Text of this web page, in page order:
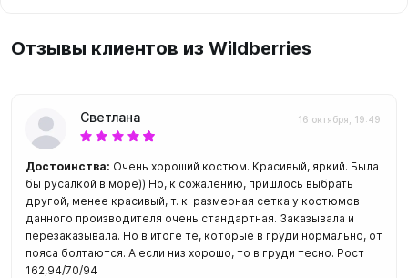
Отзывы клиентов из Wildberries
Светлана 16 октября, 19:49
Достоинства: Очень хороший костюм. Красивый, яркий. Была
бы русалкой в море)) Но, к сожалению, пришлось выбрать
другой, менее красивый, т. к. размерная сетка у костюмов
данного производителя очень стандартная. Заказывала и
перезаказывала. Но в итоге те, которые в груди нормально, от
пояса болтаются. А если низ хорошо, то в груди тесно. Рост
162,94/70/94